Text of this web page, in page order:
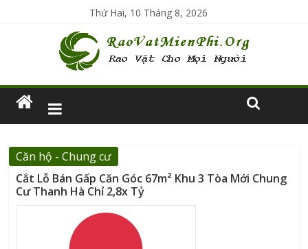
Thứ Hai, 10 Tháng 8, 2026
Căn hộ - Chung cư
Cắt Lỗ Bán Gấp Căn Góc 67m² Khu 3 Tòa Mới Chung
Cư Thanh Hà Chỉ 2,8x Tỷ